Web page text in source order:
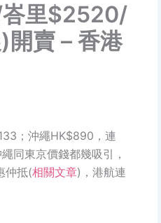
里$2520/
賣 – 香港
；沖繩HK$890，連
同東京價錢都幾吸引，
仲抵(相關文章)，港航連